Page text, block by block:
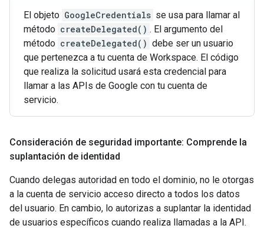
El objeto GoogleCredentials se usa para llamar al
método createDelegated() . El argumento del
método createDelegated() debe ser un usuario
que pertenezca a tu cuenta de Workspace. El código
que realiza la solicitud usará esta credencial para
llamar a las APIs de Google con tu cuenta de
servicio.
Consideración de seguridad importante: Comprende la
suplantación de identidad
Cuando delegas autoridad en todo el dominio, no le otorgas
a la cuenta de servicio acceso directo a todos los datos
del usuario. En cambio, lo autorizas a suplantar la identidad
de usuarios específicos cuando realiza llamadas a la API.